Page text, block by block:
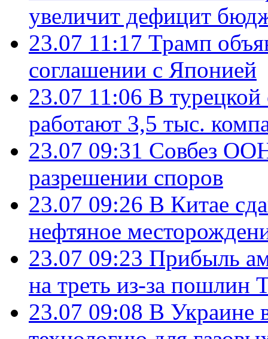
увеличит дефицит
23.07 11:17 Трамп
соглашении с Японией
23.07 11:06 В
работают 3,5 тыс.
23.07 09:31 Совбез
разрешении споров
23.07 09:26 В Китае
нефтяное
23.07 09:23 Прибыль
на треть из-за пошлин
23.07 09:08 В Украине